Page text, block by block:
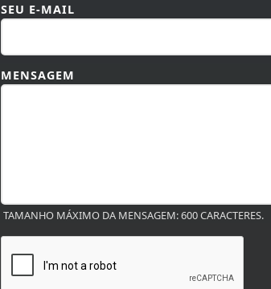
SEU E-MAIL
MENSAGEM
TAMANHO MÁXIMO DA MENSAGEM: 600 CARACTERES.